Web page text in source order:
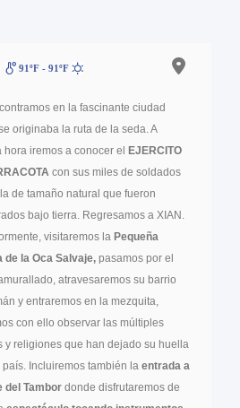
91ºF - 91ºF
en la fascinante ciudad
originaba la ruta de la seda. A
hora iremos a conocer el EJERCITO
con sus miles de soldados
de tamaño natural que fueron
bajo tierra. Regresamos a XIAN.
visitaremos la Pequeña
de la Oca Salvaje, pasamos por el
atravesaremos su barrio
y entraremos en la mezquita,
con ello observar las múltiples
y religiones que han dejado su huella
país. Incluiremos también la entrada a
del Tambor donde disfrutaremos de